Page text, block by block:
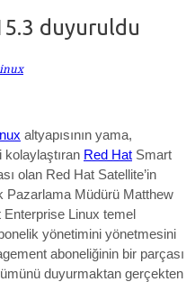
duyuruldu
altyapısının yama,
Red Hat Smart
olan Red Hat Satellite’in
Pazarlama Müdürü Matthew
Enterprise Linux temel
yönetimini yönetmesini
aboneliğinin bir parçası
duyurmaktan gerçekten